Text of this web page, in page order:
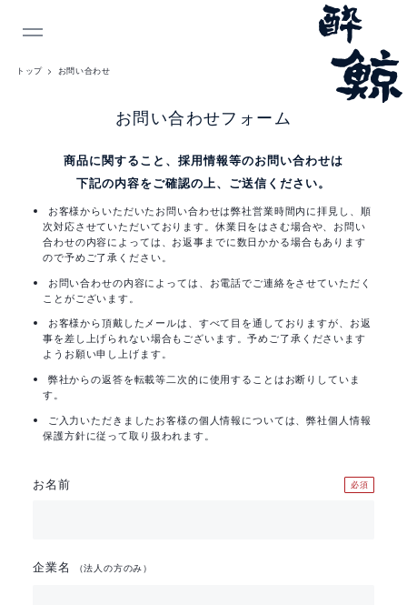
INDEX
トップ お問い合わせ
お問い合わせフォーム
商品に関すること、採用情報等のお問い合わせは
下記の内容をご確認の上、ご送信ください。
お客様からいただいたお問い合わせは弊社営業時間内に拝見し、順
次対応させていただいております。休業日をはさむ場合や、お問い
合わせの内容によっては、お返事までに数日かかる場合もあります
ので予めご了承ください。
お問い合わせの内容によっては、お電話でご連絡をさせていただく
ことがございます。
お客様から頂戴したメールは、すべて目を通しておりますが、お返
事を差し上げられない場合もございます。予めご了承くださいます
ようお願い申し上げます。
弊社からの返答を転載等二次的に使用することはお断りしていま
す。
ご入力いただきましたお客様の個人情報については、弊社個人情報
保護方針に従って取り扱われます。
お名前 必須
企業名 （法人の方のみ）